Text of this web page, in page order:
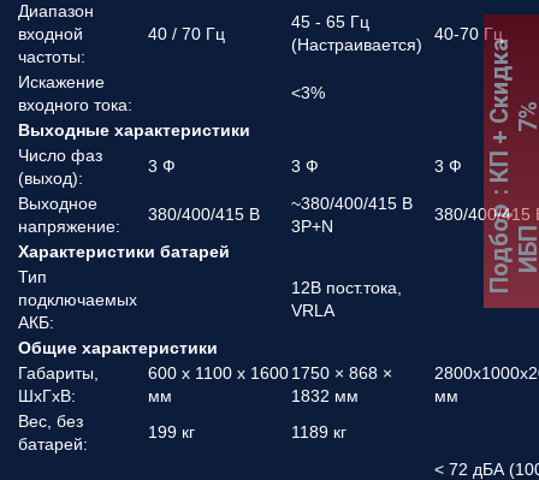
Диапазон
входной
частоты:
40 / 70 Гц
45 - 65 Гц
(Настраивается)
40-70 Гц
Искажение
входного тока:
<3%
Выходные характеристики
Число фаз
(выход):
3 Ф 3 Ф
3 Ф
Выходное
напряжение:
380/400/415 В
~380/400/415 В
3P+N
380/400/415
Характеристики батарей
Тип
подключаемых
АКБ:
12В пост.тока,
VRLA
Общие характеристики
Габариты,
ШхГхВ:
600 x 1100 x 1600
мм
1750 × 868 ×
1832 мм
мм
Вес, без
батарей:
199 кг 1189 кг
< 72 дБА
Подбор
:
К
П
+
С
к
и
д
к
а
7